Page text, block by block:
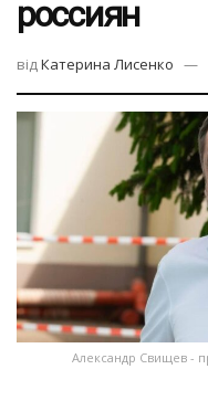
россиян
відКатерина Лисенко
Александр Свищев -